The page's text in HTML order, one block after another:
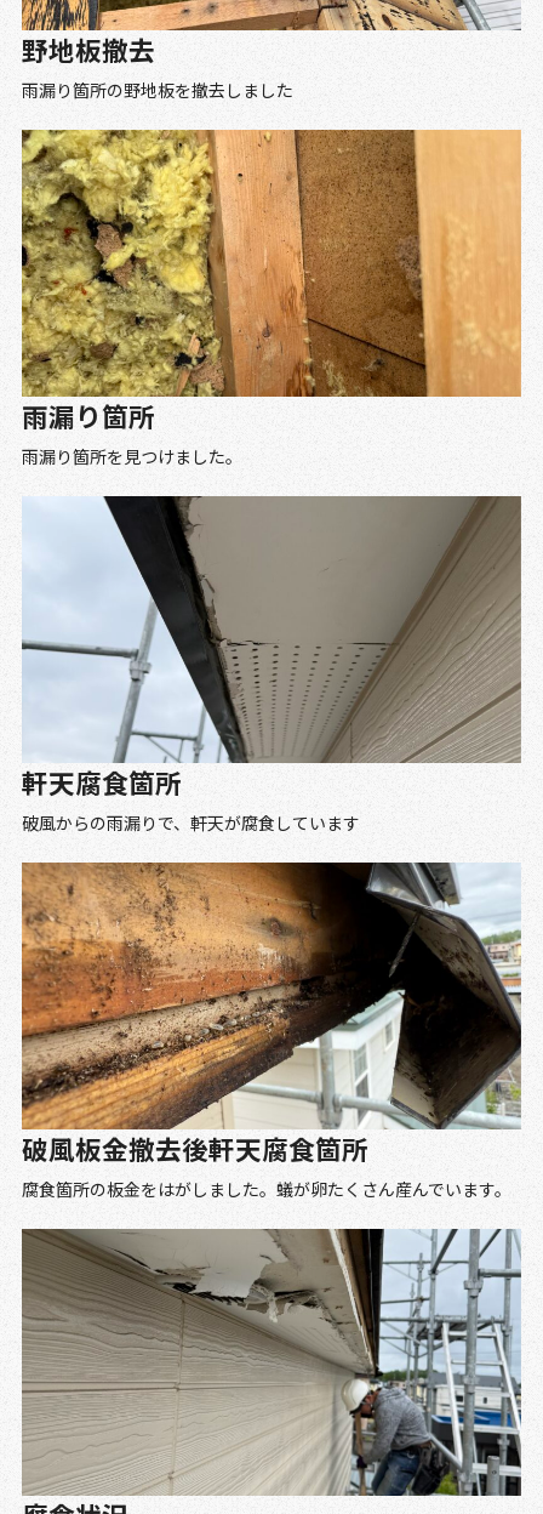
野地板撤去
雨漏り箇所の野地板を撤去しました
雨漏り箇所
雨漏り箇所を見つけました。
軒天腐食箇所
破風からの雨漏りで、軒天が腐食しています
破風板金撤去後軒天腐食箇所
腐食箇所の板金をはがしました。蟻が卵たくさん産んでいます。